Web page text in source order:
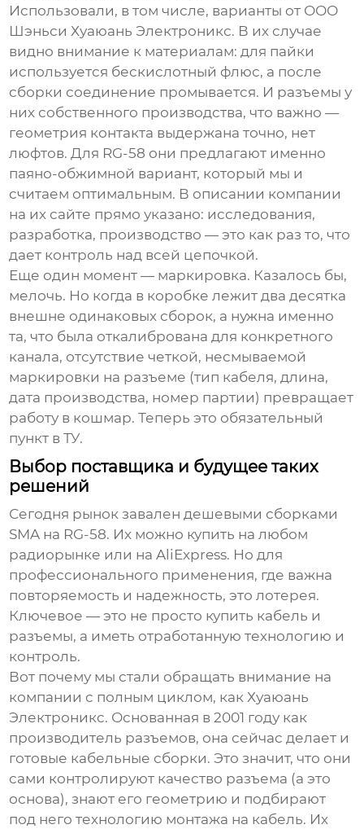
Использовали, в том числе, варианты от ООО
Шэньси Хуаюань Электроникс. В их случае
видно внимание к материалам: для пайки
используется бескислотный флюс, а после
сборки соединение промывается. И разъемы у
них собственного производства, что важно —
геометрия контакта выдержана точно, нет
люфтов. Для RG-58 они предлагают именно
паяно-обжимной вариант, который мы и
считаем оптимальным. В описании компании
на их сайте прямо указано: исследования,
разработка, производство — это как раз то, что
дает контроль над всей цепочкой.
Еще один момент — маркировка. Казалось бы,
мелочь. Но когда в коробке лежит два десятка
внешне одинаковых сборок, а нужна именно
та, что была откалибрована для конкретного
канала, отсутствие четкой, несмываемой
маркировки на разъеме (тип кабеля, длина,
дата производства, номер партии) превращает
работу в кошмар. Теперь это обязательный
пункт в ТУ.
Выбор поставщика и будущее таких
решений
Сегодня рынок завален дешевыми сборками
SMA на RG-58. Их можно купить на любом
радиорынке или на AliExpress. Но для
профессионального применения, где важна
повторяемость и надежность, это лотерея.
Ключевое — это не просто купить кабель и
разъемы, а иметь отработанную технологию и
контроль.
Вот почему мы стали обращать внимание на
компании с полным циклом, какХуаюань
Электроникс. Основанная в 2001 году как
производитель разъемов, она сейчас делает и
готовые кабельные сборки. Это значит, что они
сами контролируют качество разъема (а это
основа), знают его геометрию и подбирают
под него технологию монтажа на кабель. Их